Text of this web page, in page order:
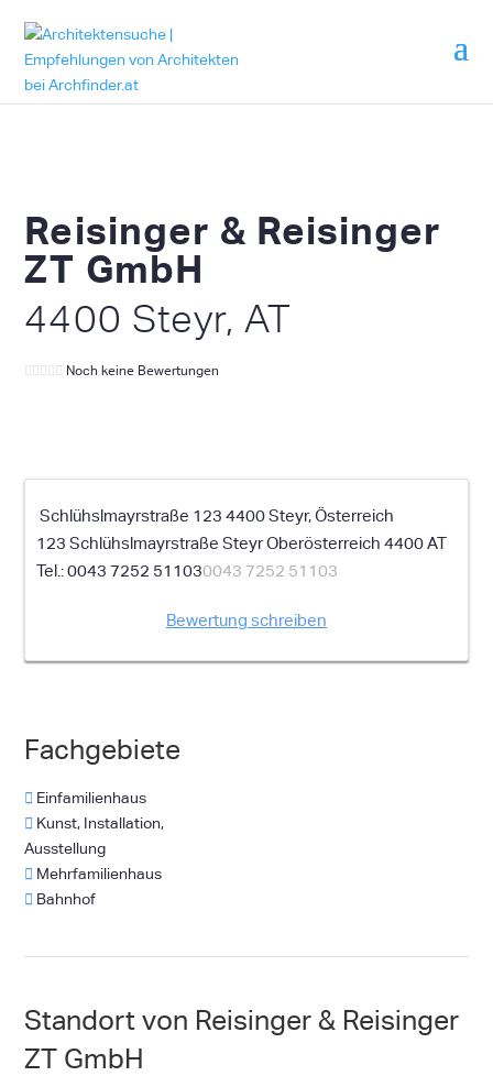
Reisinger & Reisinger
ZT GmbH
4400 Steyr, AT
Noch keine Bewertungen
Schlühslmayrstraße 123 4400 Steyr, Österreich
123 Schlühslmayrstraße SteyrOberösterreich 4400 AT
0043 7252 511030043 7252 51103
Bewertung schreiben
Fachgebiete
Einfamilienhaus
Kunst, Installation,
Ausstellung
Mehrfamilienhaus
Bahnhof
Standort von Reisinger & Reisinger
ZT GmbH